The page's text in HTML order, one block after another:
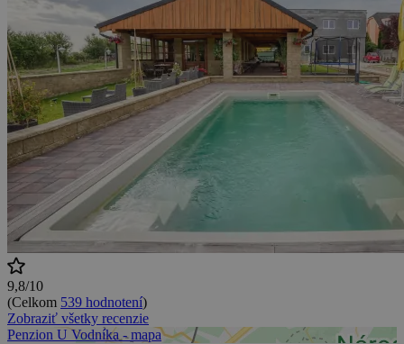
9,8/10
(Celkom 539 hodnotení)
Zobraziť všetky recenzie
Penzion U Vodníka - mapa